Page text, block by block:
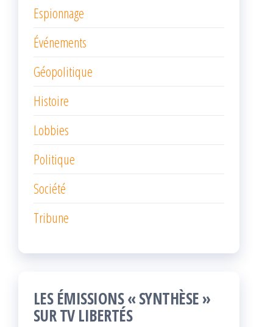
Espionnage
Événements
Géopolitique
Histoire
Lobbies
Politique
Société
Tribune
LES ÉMISSIONS « SYNTHÈSE »
SUR TV LIBERTÉS